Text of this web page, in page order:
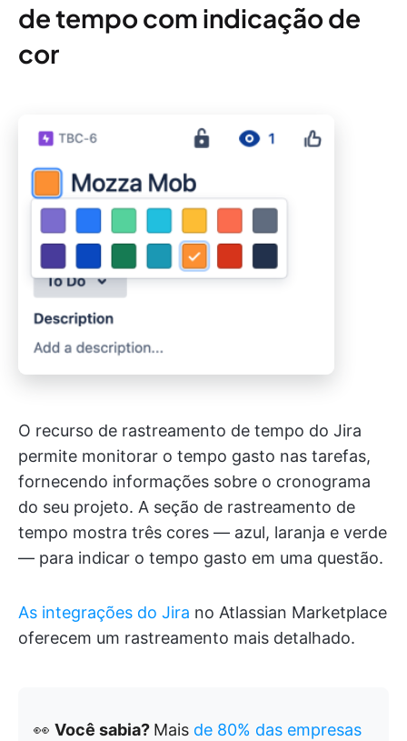
de tempo com indicação de
cor
O recurso de rastreamento de tempo do Jira
permite monitorar o tempo gasto nas tarefas,
fornecendo informações sobre o cronograma
do seu projeto. A seção de rastreamento de
tempo mostra três cores — azul, laranja e verde
— para indicar o tempo gasto em uma questão.
As integrações do Jira no Atlassian Marketplace
oferecem um rastreamento mais detalhado.
👀 Você sabia? Mais de 80% das empresas